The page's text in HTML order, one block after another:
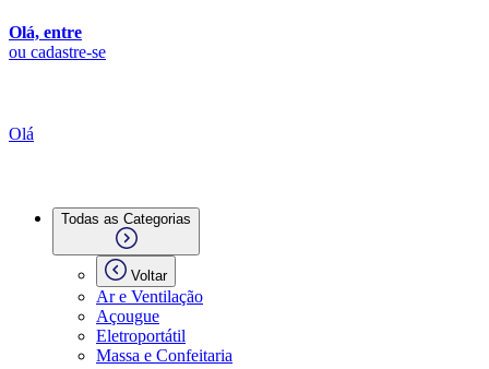
Olá, entre
ou cadastre-se
Olá
Todas as Categorias
Voltar
Ar e Ventilação
Açougue
Eletroportátil
Massa e Confeitaria